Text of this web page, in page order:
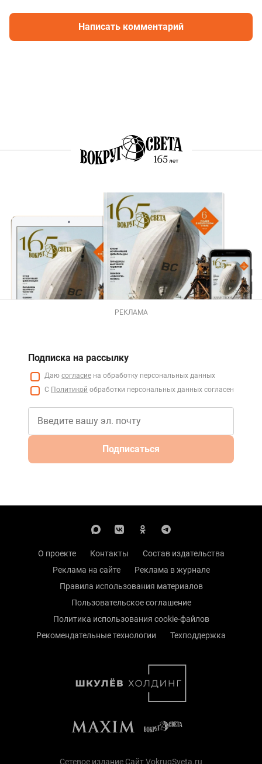
Написать комментарий
РЕКЛАМА
Подписка на рассылку
Даю согласие на обработку персональных данных
С Политикой обработки персональных данных согласен
Подписаться
О проекте Контакты
Состав издательства
Реклама на сайте
Реклама в журнале
Правила использования материалов
Пользовательское соглашение
Политика использования cookie-файлов
Рекомендательные технологии
Техподдержка
Сетевое издание Сайт VokrugSveta.ru